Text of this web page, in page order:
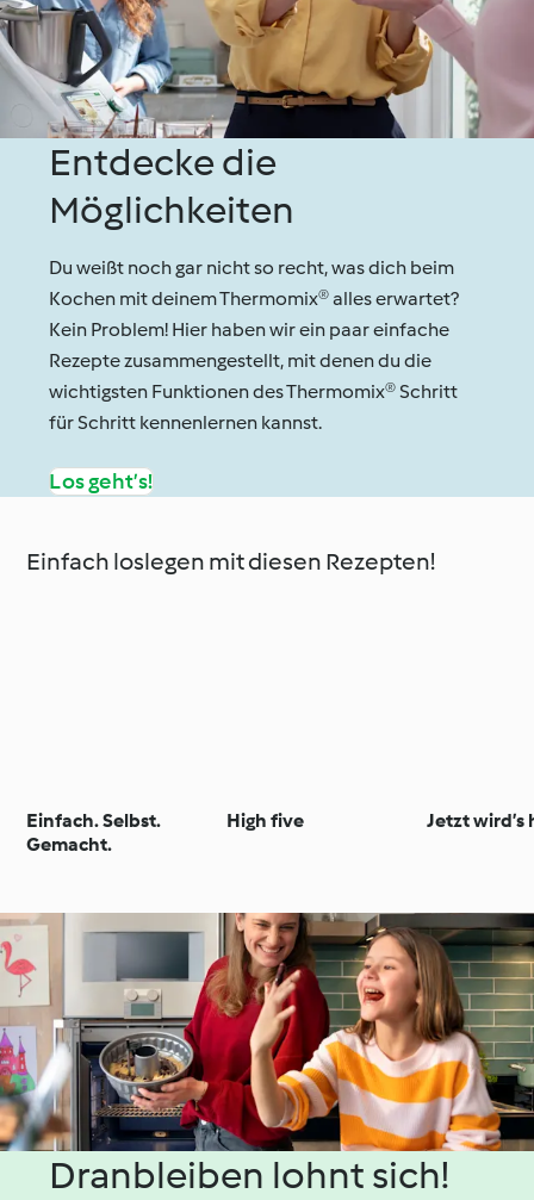
Entdecke die
Möglichkeiten
Du weißt noch gar nicht so recht, was dich beim
Kochen mit deinem Thermomix® alles erwartet?
Kein Problem! Hier haben wir ein paar einfache
Rezepte zusammengestellt, mit denen du die
wichtigsten Funktionen des Thermomix® Schritt
für Schritt kennenlernen kannst.
Los geht’s!
Einfach loslegen mit diesen Rezepten!
Einfach. Selbst.
Gemacht.
High five Jetzt wird’s
Dranbleiben lohnt sich!